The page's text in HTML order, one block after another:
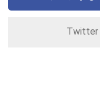
Twitter